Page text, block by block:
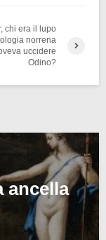
chi era il lupo
norrena
uccidere
Odino?
ancella